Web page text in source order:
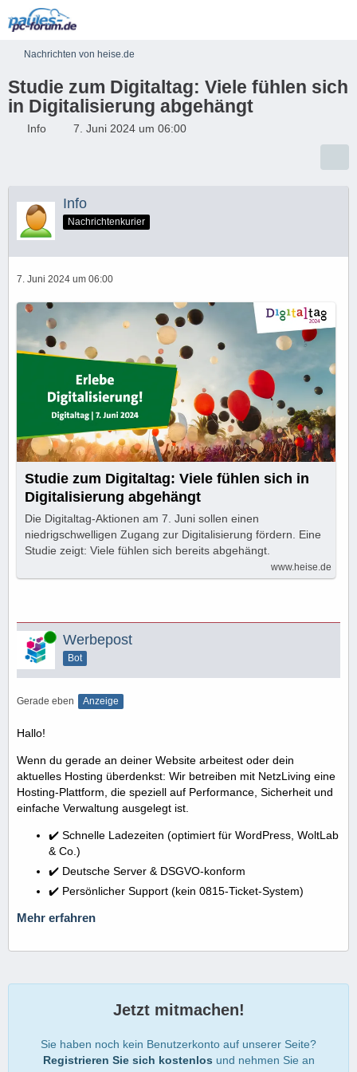
Nachrichten von heise.de
Studie zum Digitaltag: Viele fühlen sich
in Digitalisierung abgehängt
Info 7. Juni 2024 um 06:00
Info
Nachrichtenkurier
7. Juni 2024 um 06:00
Studie zum Digitaltag: Viele fühlen sich in
Digitalisierung abgehängt
Die Digitaltag-Aktionen am 7. Juni sollen einen
niedrigschwelligen Zugang zur Digitalisierung fördern. Eine
Studie zeigt: Viele fühlen sich bereits abgehängt.
www.heise.de
Online Werbepost
Bot
Gerade eben Anzeige
Hallo!
Wenn du gerade an deiner Website arbeitest oder dein
aktuelles Hosting überdenkst: Wir betreiben mit NetzLiving eine
Hosting-Plattform, die speziell auf Performance, Sicherheit und
einfache Verwaltung ausgelegt ist.
✔️ Schnelle Ladezeiten (optimiert für WordPress, WoltLab
& Co.)
✔️ Deutsche Server & DSGVO-konform
✔️ Persönlicher Support (kein 0815-Ticket-System)
Mehr erfahren
Jetzt mitmachen!
Sie haben noch kein Benutzerkonto auf unserer Seite?
Registrieren Sie sich kostenlos und nehmen Sie an